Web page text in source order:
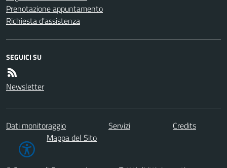
Prenotazione appuntamento
Richiesta d'assistenza
SEGUICI SU
Newsletter
Dati monitoraggio Servizi
Credits
Mappa del Sito